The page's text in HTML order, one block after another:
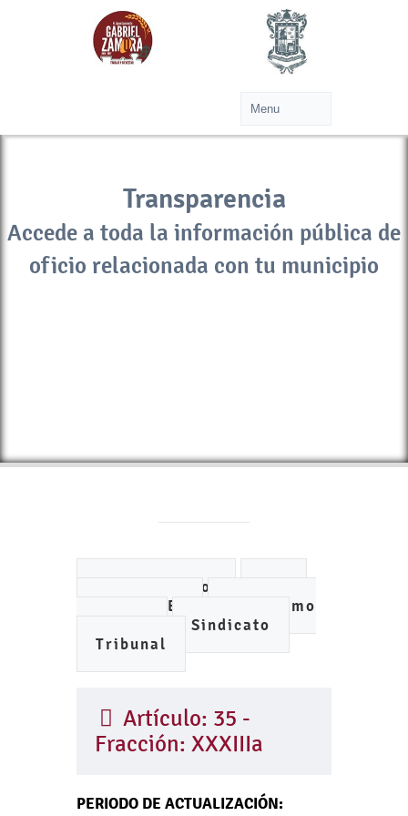
Transparencia
Accede a toda la información pública de
oficio relacionada con tu municipio
Ayuntamiento
IMCUFIDE
Organismo
Sindicato
Tribunal
Artículo: 35 -
Fracción: XXXIIIa
PERIODO DE ACTUALIZACIÓN: